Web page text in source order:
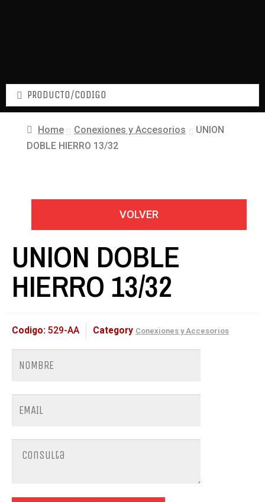
Home Conexiones y Accesorios
UNION
DOBLE HIERRO 13/32
VOLVER
UNION DOBLE
HIERRO 13/32
Codigo: 529-AA Category Conexiones y Accesorios